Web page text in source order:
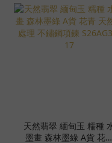
天然翡翠 緬甸玉 糯種 水
墨畫 森林墨綠 A貨 花青